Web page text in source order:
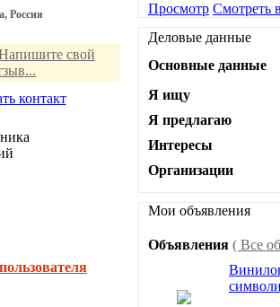
Россия
свой
контакт
Просмотр Смотреть
Деловые данные
Основные данные
Я ищу
Я предлагаю
Интересы
Организации
Мои объявления
Объявления ( Все